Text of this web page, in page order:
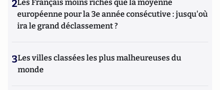
2Les Français moins riches que la moyenne
européenne pour la 3e année consécutive : jusqu'où
ira le grand déclassement ?
3Les villes classées les plus malheureuses du
monde